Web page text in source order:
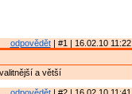
odpovědět| #1 | 16.02.10 11:22
a větší